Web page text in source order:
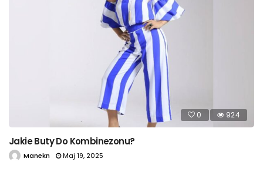
0 924
Jakie Buty Do Kombinezonu?
Manekn Maj 19, 2025